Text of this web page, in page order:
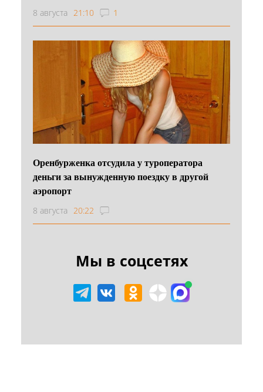
8 августа 21:10 1
Оренбурженка отсудила у туроператора
деньги за вынужденную поездку в другой
аэропорт
8 августа 20:22
Мы в соцсетях